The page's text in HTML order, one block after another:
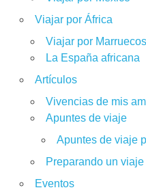
Viajar por África
Viajar por Marruecos
La España africana
Artículos
Vivencias de mis
Apuntes de viaje
Apuntes de viaje
Preparando un viaje
Eventos